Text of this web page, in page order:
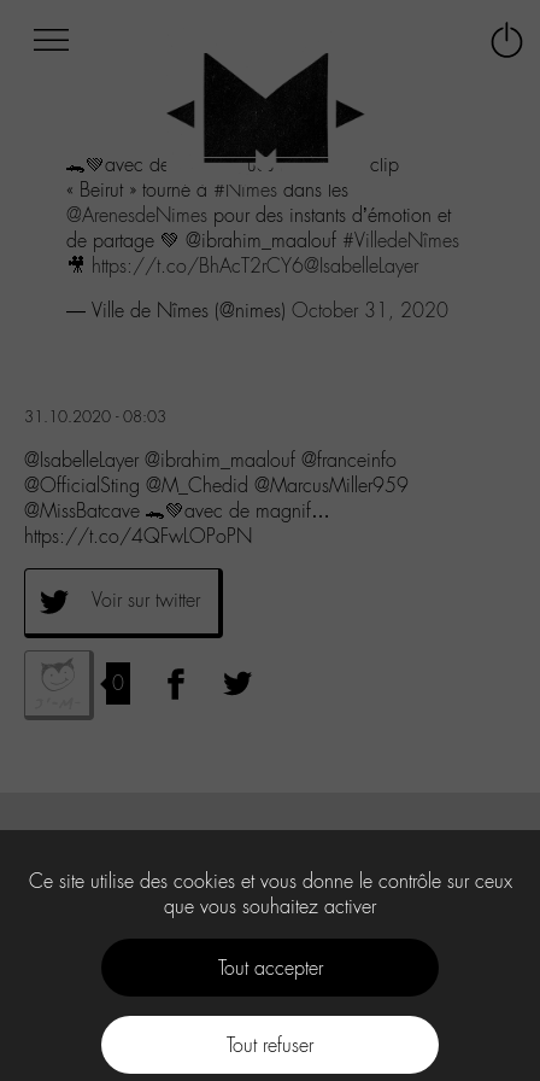
au
menu
Aller
au
contenu
🐊💚avec de magnifiques images du clip
« Beirut » tourné à #Nîmes dans les
@ArenesdeNimes pour des instants d’émotion et
de partage 💚 @ibrahim_maalouf #VilledeNîmes
🎥 https://t.co/BhAcT2rCY6@IsabelleLayer
— Ville de Nîmes (@nimes) October 31, 2020
31.10.2020 - 08:03
@IsabelleLayer @ibrahim_maalouf @franceinfo
@OfficialSting @M_Chedid @MarcusMiller959
@MissBatcave 🐊💚avec de magnif…
https://t.co/4QFwLOPoPN
Voir sur twitter
0
Ce site utilise des cookies et vous donne le contrôle sur ceux
que vous souhaitez activer
Tout accepter
Tout refuser